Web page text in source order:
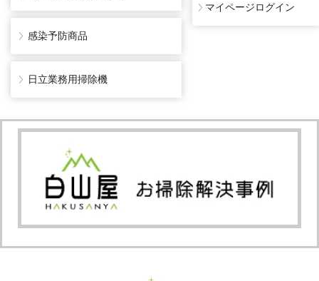
感染予防商品
日立業務用掃除機
マイページログイン